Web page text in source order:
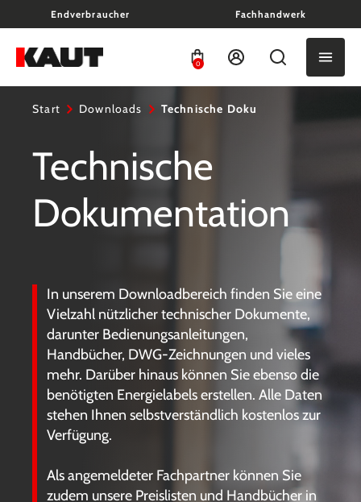
springenEndverbraucher Fachhandwerk
0
Start Downloads Technische Doku
Technische
Dokumentation
In unserem Downloadbereich finden Sie eine
Vielzahl nützlicher technischer Dokumente,
darunter Bedienungsanleitungen,
Handbücher, DWG-Zeichnungen und vieles
mehr. Darüber hinaus können Sie ebenso die
benötigten Energielabels erstellen. Alle Daten
stehen Ihnen selbstverständlich kostenlos zur
Verfügung.
Als angemeldeter Fachpartner können Sie
zudem unsere Preislisten und Handbücher in